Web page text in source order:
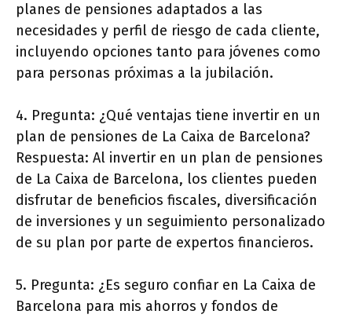
planes de pensiones adaptados a las
necesidades y perfil de riesgo de cada cliente,
incluyendo opciones tanto para jóvenes como
para personas próximas a la jubilación.
4. Pregunta: ¿Qué ventajas tiene invertir en un
plan de pensiones de La Caixa de Barcelona?
Respuesta: Al invertir en un plan de pensiones
de La Caixa de Barcelona, los clientes pueden
disfrutar de beneficios fiscales, diversificación
de inversiones y un seguimiento personalizado
de su plan por parte de expertos financieros.
5. Pregunta: ¿Es seguro confiar en La Caixa de
Barcelona para mis ahorros y fondos de